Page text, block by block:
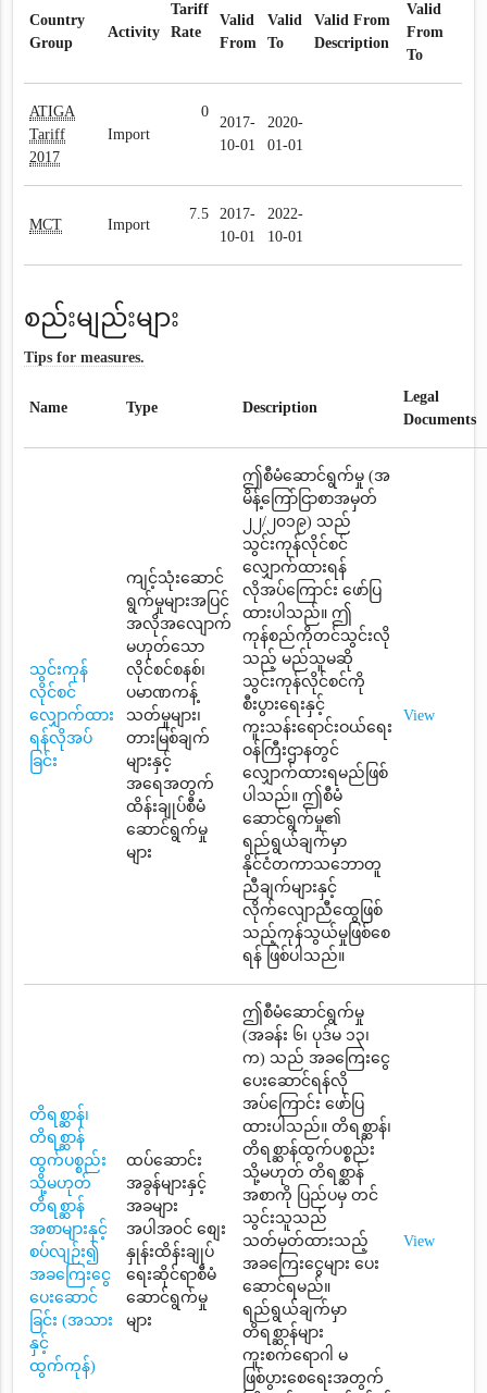
Country
Group
Activity
Tariff
Rate
Valid
From
Valid
To
Valid From
Description
Valid
From
To
ATIGA
Tariff
2017
Import
0
2017-
10-01
2020-
01-01
MCT Import
7.5
2017-
10-01
2022-
10-01
စည်းမျည်းများ
Tips for measures.
Name Type Description
Legal
Documents
သွင်းကုန်
လိုင်စင်
လျှောက်ထား
ရန်လိုအပ်
ခြင်း
ကျင့်သုံးဆောင်
ရွက်မှုများအပြင်
အလိုအလျောက်
မဟုတ်သော
လိုင်စင်စနစ်၊
ပမာဏကန့်
သတ်မှုများ၊
တားမြစ်ချက်
များနှင့်
အရေအတွက်
ထိန်းချုပ်စီမံ
ဆောင်ရွက်မှု
များ
ဤစီမံဆောင်ရွက်မှု (အ
မိန့်ကြော်ငြာစာအမှတ်
၂၂/၂၀၁၉) သည်
သွင်းကုန်လိုင်စင်
လျှောက်ထားရန်
လိုအပ်ကြောင်း ဖော်ပြ
ထားပါသည်။ ဤ
ကုန်စည်ကိုတင်သွင်းလို
သည့် မည်သူမဆို
သွင်းကုန်လိုင်စင်ကို
စီးပွားရေးနှင့်
ကူးသန်းရောင်းဝယ်ရေး
ဝန်ကြီးဌာနတွင်
လျှောက်ထားရမည်ဖြစ်
ပါသည်။ ဤစီမံ
ဆောင်ရွက်မှု၏
ရည်ရွယ်ချက်မှာ
နိုင်ငံတကာသဘောတူ
ညီချက်များနှင့်
လိုက်လျောညီထွေဖြစ်
သည့်ကုန်သွယ်မှုဖြစ်စေ
ရန် ဖြစ်ပါသည်။
View
တိရစ္ဆာန်၊
တိရစ္ဆာန်
ထွက်ပစ္စည်း
သို့မဟုတ်
တိရစ္ဆာန်
အစာများနှင့်
စပ်လျဉ်း၍
အခကြေးငွေ
ပေးဆောင်
ခြင်း (အသား
နှင့်
ထွက်ကုန်)
ထပ်ဆောင်း
အခွန်များနှင့်
အခများ
အပါအဝင် စျေး
နှုန်းထိန်းချုပ်
ရေးဆိုင်ရာစီမံ
ဆောင်ရွက်မှု
များ
ဤစီမံဆောင်ရွက်မှု
(အခန်း ၆၊ ပုဒ်မ ၁၃၊
က) သည် အခကြေးငွေ
ပေးဆောင်ရန်လို
အပ်ကြောင်း ဖော်ပြ
ထားပါသည်။ တိရစ္ဆာန်၊
တိရစ္ဆာန်ထွက်ပစ္စည်း
သို့မဟုတ် တိရစ္ဆာန်
အစာကို ပြည်ပမှ တင်
သွင်းသူသည်
သတ်မှတ်ထားသည့်
အခကြေးငွေများ ပေး
ဆောင်ရမည်။
ရည်ရွယ်ချက်မှာ
တိရစ္ဆာန်များ
ကူးစက်ရောဂါ မ
ဖြစ်ပွားစေရေးအတွက်
View